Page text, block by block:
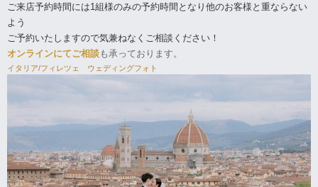
ご来店予約時間には1組様のみの予約時間となり他のお客様と重ならない
よう
ご予約いたしますので気兼ねなくご相談ください！
オンラインにてご相談も承っております。
イタリア/フィレツェ ウェディングフォト